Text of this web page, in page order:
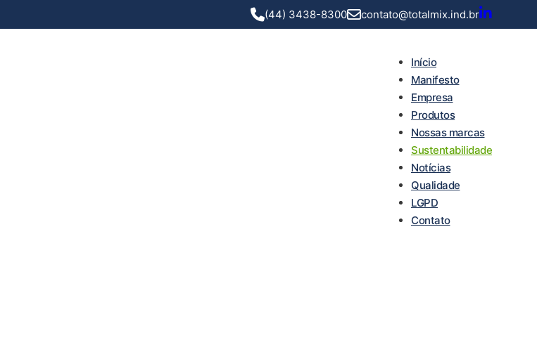
(44) 3438-8300 contato@totalmix.ind.br
Início
Manifesto
Empresa
Produtos
Nossas marcas
Sustentabilidade
Notícias
Qualidade
LGPD
Contato